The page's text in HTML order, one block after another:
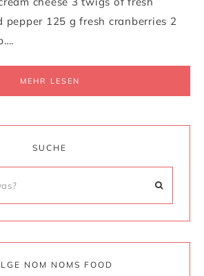
pepper 125 g fresh cranberries 2
MEHR LESEN
SUCHE
NOM NOMS FOOD